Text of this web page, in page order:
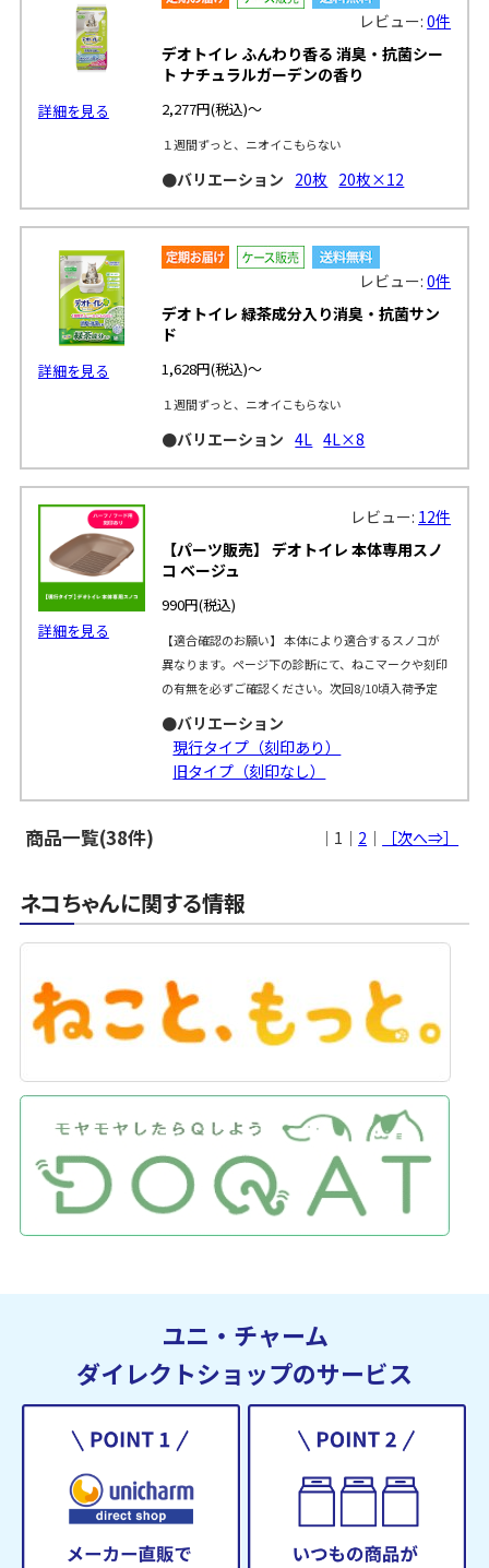
詳細を見る
レビュー:0件
デオトイレ ふんわり香る 消臭・抗菌シー
ト ナチュラルガーデンの香り
2,277円(税込)～
１週間ずっと、ニオイこもらない
●バリエーション 20枚 20枚×12
詳細を見る
レビュー:0件
デオトイレ 緑茶成分入り消臭・抗菌サン
ド
1,628円(税込)～
１週間ずっと、ニオイこもらない
●バリエーション 4L 4L×8
詳細を見る
レビュー: 12件
【パーツ販売】 デオトイレ 本体専用スノ
コ ベージュ
990円(税込)
【適合確認のお願い】 本体により適合するスノコが
異なります。ページ下の診断にて、ねこマークや刻印
の有無を必ずご確認ください。次回8/10頃入荷予定
●バリエーション
現行タイプ（刻印あり）
旧タイプ（刻印なし）
商品一覧(38件) ｜1｜ 2 ｜ ［次へ⇒］
ネコちゃんに関する情報
ユニ・チャーム
ダイレクトショップのサービス